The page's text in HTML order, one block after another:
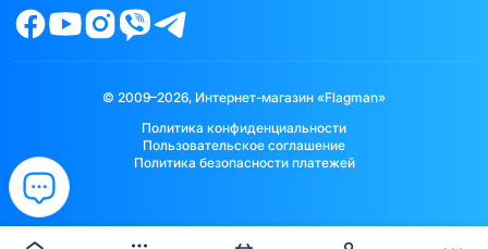
© 2009–2026, Интернет-магазин «Flagman»
Политика конфиденциальности
Пользовательское соглашение
Политика безопасности платежей